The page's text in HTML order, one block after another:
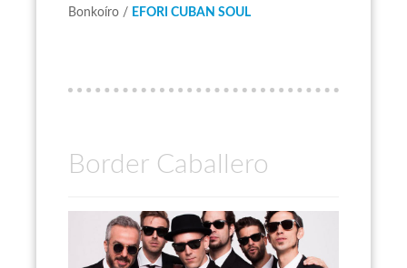
Bonkoíro / EFORI CUBAN SOUL
Border Caballero